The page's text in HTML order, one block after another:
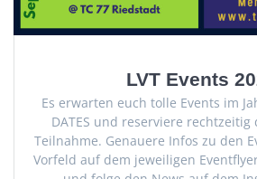
LVT Events
Es erwarten euch tolle Events im
DATES und reserviere
Teilnahme. Genauere Infos zu den
Vorfeld auf dem jeweiligen